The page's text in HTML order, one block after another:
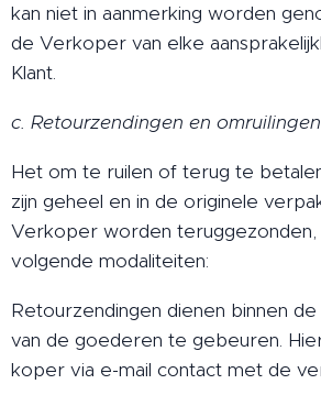
kan niet in aanmerking worden
de Verkoper van elke
Klant.
c. Retourzendingen en omruilingen
Het om te ruilen of terug te
zijn geheel en in de originele
Verkoper worden teruggezonden,
volgende modaliteiten:
Retourzendingen dienen binnen
van de goederen te gebeuren.
koper via e-mail contact met de